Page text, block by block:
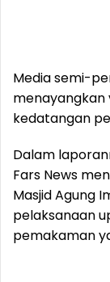
Media semi-
kedatangan
Dalam
Fars News
Masjid Agung
pelaksanaan
pemakaman